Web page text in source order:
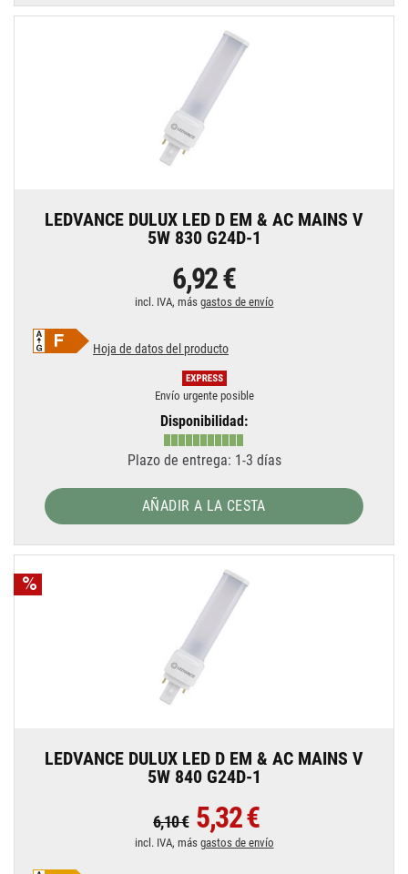
LEDVANCE DULUX LED D EM & AC MAINS V
5W 830 G24D-1
6,92 €
incl. IVA, más gastos de envío
Hoja de datos del producto
Envío urgente posible
Disponibilidad:
Plazo de entrega: 1-3 días
AÑADIR A LA CESTA
LEDVANCE DULUX LED D EM & AC MAINS V
5W 840 G24D-1
6,10 € 5,32 €
incl. IVA, más gastos de envío